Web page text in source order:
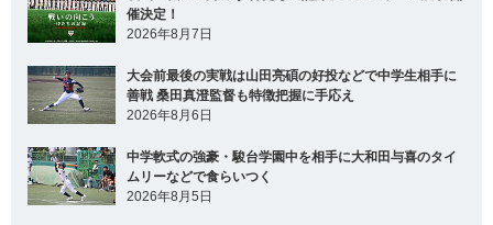
催決定！
2026年8月7日
大会前最後の実戦は山田亮碩の好投などで中学生相手に
善戦 桑田真澄監督も特徴把握に手応え
2026年8月6日
中学軟式の強豪・駿台学園中を相手に大和田与喜のタイ
ムリーなどで食らいつく
2026年8月5日